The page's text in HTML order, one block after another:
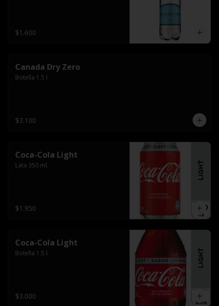
$1.600
Canada Dry Zero
Botella 1.5 l.
$3.100
Coca-Cola Light
Lata 350 ml.
$1.950
Coca-Cola Light
Botella 1.5 l.
$3.000